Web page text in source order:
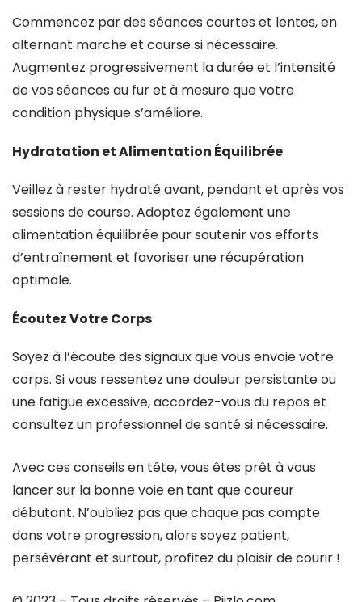
Commencez par des séances courtes et lentes, en
alternant marche et course si nécessaire.
Augmentez progressivement la durée et l’intensité
de vos séances au fur et à mesure que votre
condition physique s’améliore.
Hydratation et Alimentation Équilibrée
Veillez à rester hydraté avant, pendant et après vos
sessions de course. Adoptez également une
alimentation équilibrée pour soutenir vos efforts
d’entraînement et favoriser une récupération
optimale.
Écoutez Votre Corps
Soyez à l’écoute des signaux que vous envoie votre
corps. Si vous ressentez une douleur persistante ou
une fatigue excessive, accordez-vous du repos et
consultez un professionnel de santé si nécessaire.
Avec ces conseils en tête, vous êtes prêt à vous
lancer sur la bonne voie en tant que coureur
débutant. N’oubliez pas que chaque pas compte
dans votre progression, alors soyez patient,
persévérant et surtout, profitez du plaisir de courir !